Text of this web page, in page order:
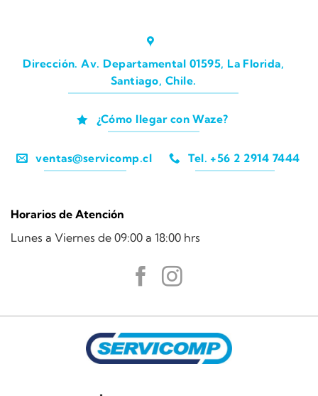
Dirección. Av. Departamental 01595, La Florida,
Santiago, Chile.
¿Cómo llegar con Waze?
ventas@servicomp.cl Tel. +56 2 2914 7444
Horarios de Atención
Lunes a Viernes de 09:00 a 18:00 hrs